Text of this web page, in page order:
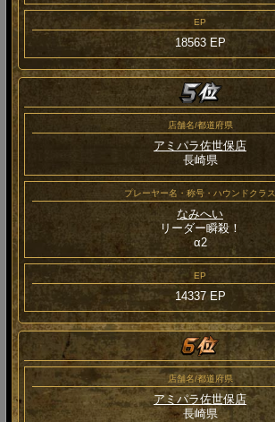
EP
18563 EP
店舗名/都道府県
アミパラ佐世保店
長崎県
プレーヤー名・称号・ハウンドクラス
なみへい
リーダー瞬殺！
α2
EP
14337 EP
店舗名/都道府県
アミパラ佐世保店
長崎県